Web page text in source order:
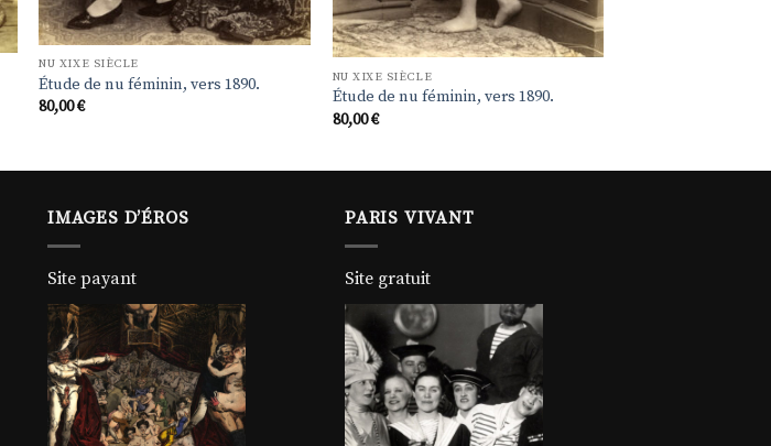
NU XIXE SIÈCLE
Étude de nu féminin, vers 1890.
80,00€
NU XIXE SIÈCLE
Étude de nu féminin, vers 1890.
80,00€
IMAGES D’ÉROS
Site payant
PARIS VIVANT
Site gratuit